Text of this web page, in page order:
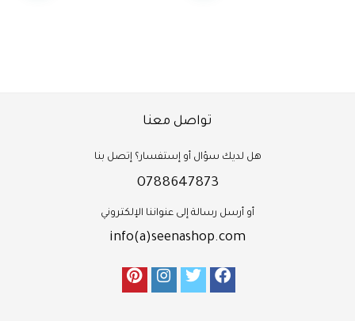
تواصل معنا
هل لديك سؤال أو إستفسار؟ إتصل بنا
0788647873
أو أرسل رسالة إلى عنواننا الإلكتروني
info(a)seenashop.com